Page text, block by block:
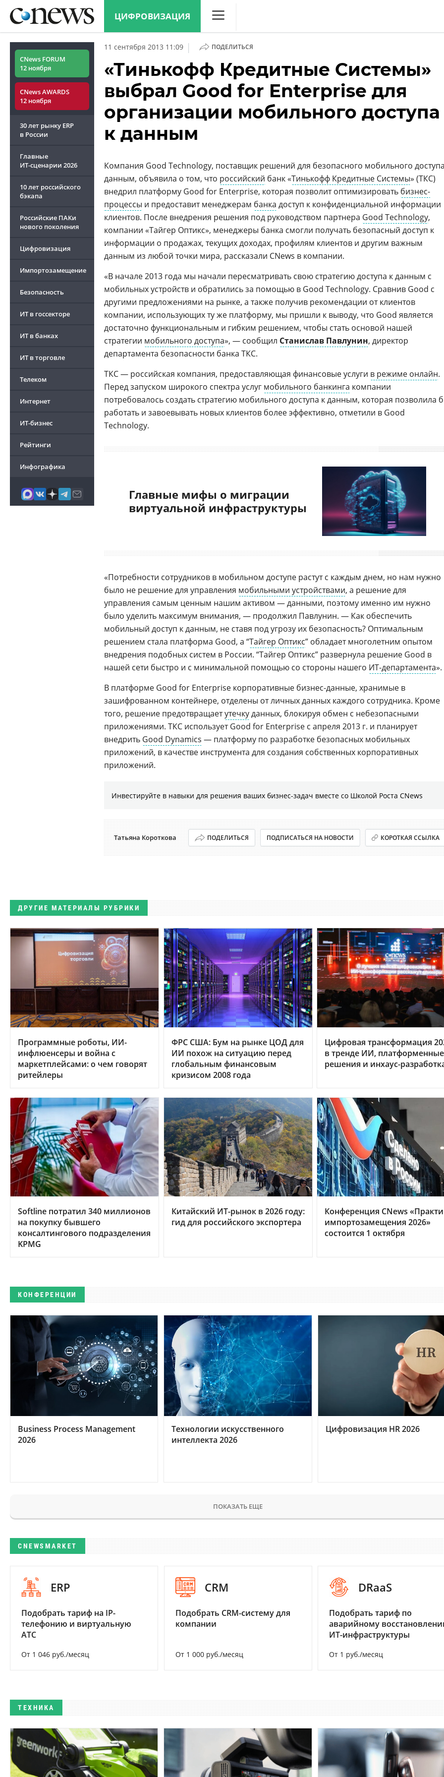
ЦИФРОВИЗАЦИЯ
Конференции
Маркет
Техника
CNews FORUM
12 ноября
CNews AWARDS
12 ноября
30 лет рынку ERP
в России
Главные
ИТ-сценарии 2026
10 лет российского
бэкапа
Российские ПАКи
нового поколения
Цифровизация
Импортозамещение
Безопасность
ИТ в госсекторе
ИТ в банках
ИТ в торговле
Телеком
Интернет
ИТ-бизнес
Рейтинги
Инфографика
11 сентября 2013 11:09 | ПОДЕЛИТЬСЯ
«Тинькофф Кредитные Системы»
выбрал Good for Enterprise для
организации мобильного доступа
к данным
Компания Good Technology, поставщик решений для безопасного мобильного
данным, объявила о том, что российский банк «Тинькофф Кредитные Системы» (ТКС)
внедрил платформу Good for Enterprise, которая позволит оптимизировать бизнес-
процессы и предоставит менеджерам банка доступ к конфиденциальной информации
клиентов. После внедрения решения под руководством партнера Good Technology,
компании «Тайгер Оптикс», менеджеры банка смогли получать безопасный доступ к
информации о продажах, текущих доходах, профилям клиентов и другим важным
данным из любой точки мира, рассказали CNews в компании.
«В начале 2013 года мы начали пересматривать свою стратегию доступа к данным с
мобильных устройств и обратились за помощью в Good Technology. Сравнив Good с
другими предложениями на рынке, а также получив рекомендации от клиентов
компании, использующих ту же платформу, мы пришли к выводу, что Good является
достаточно функциональным и гибким решением, чтобы стать основой нашей
стратегии мобильного доступа», — сообщил Станислав Павлунин, директор
департамента безопасности банка ТКС.
ТКС — российская компания, предоставляющая финансовые услуги в режиме онлайн.
Перед запуском широкого спектра услуг мобильного банкинга компании
потребовалось создать стратегию мобильного доступа к данным, которая позволила
работать и завоевывать новых клиентов более эффективно, отметили в Good
Technology.
Главные мифы о миграции
виртуальной инфраструктуры
«Потребности сотрудников в мобильном доступе растут с каждым днем, но нам нужно
было не решение для управления мобильными устройствами, а решение для
управления самым ценным нашим активом — данными, поэтому именно им нужно
было уделить максимум внимания, — продолжил Павлунин. — Как обеспечить
мобильный доступ к данным, не ставя под угрозу их безопасность? Оптимальным
решением стала платформа Good, а “Тайгер Оптикс” обладает многолетним опытом
внедрения подобных систем в России. “Тайгер Оптикс” развернула решение Good в
нашей сети быстро и с минимальной помощью со стороны нашего ИТ-департамента».
В платформе Good for Enterprise корпоративные бизнес-данные, хранимые в
зашифрованном контейнере, отделены от личных данных каждого сотрудника. Кроме
того, решение предотвращаетутечкуданных, блокируя обмен с небезопасными
приложениями. ТКС использует Good for Enterprise с апреля 2013 г. и планирует
внедрить Good Dynamics — платформу по разработке безопасных мобильных
приложений, в качестве инструмента для создания собственных корпоративных
приложений.
Инвестируйте в навыки для решения ваших бизнес-задач вместе со Школой Роста CNews
Татьяна Короткова ПОДЕЛИТЬСЯ ПОДПИСАТЬСЯ НА НОВОСТИ КОРОТКАЯ ССЫЛКА
ДРУГИЕ МАТЕРИАЛЫ РУБРИКИ
Программные роботы, ИИ-
инфлюенсеры и война с
маркетплейсами: о чем говорят
ритейлеры
ФРС США: Бум на рынке ЦОД для
ИИ похож на ситуацию перед
глобальным финансовым
кризисом 2008 года
Цифровая трансформация
в тренде ИИ, платформенные
решения и инхаус-
Softline потратил 340 миллионов
на покупку бывшего
консалтингового подразделения
KPMG
Китайский ИТ-рынок в 2026 году:
гид для российского экспортера
Конференция CNews
импортозамещения 2026»
состоится 1 октября
КОНФЕРЕНЦИИ
Business Process Management
2026
Технологии искусственного
интеллекта 2026
Цифровизация HR 2026
ПОКАЗАТЬ ЕЩЕ
CNEWSMARKET
ERP
Подобрать тариф на IP-
телефонию и виртуальную
АТС
От 1 046 руб./месяц
CRM
Подобрать CRM-систему для
компании
От 1 000 руб./месяц
DRaaS
Подобрать тариф по
аварийному
ИТ-инфраструктуры
От 1 руб./месяц
ТЕХНИКА